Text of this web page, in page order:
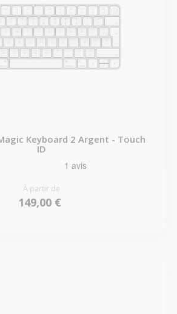
Keyboard 2 Argent - Touch
ID
À partir de
149,00 €